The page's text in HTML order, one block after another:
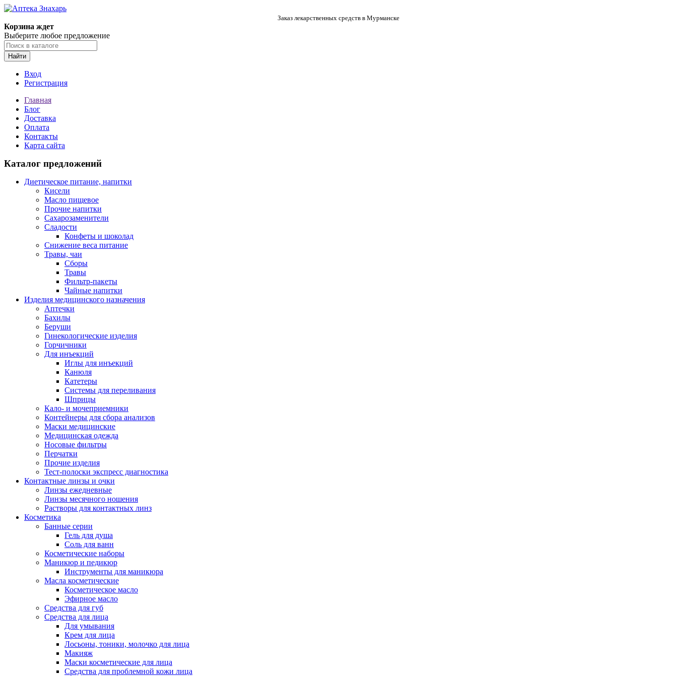
Заказ лекарственных средств в Мурманске
Корзина ждет
Выберите любое предложение
Найти
Вход
Регистрация
Главная
Блог
Доставка
Оплата
Контакты
Карта сайта
Каталог предложений
Диетическое питание, напитки
Кисели
Масло пищевое
Прочие напитки
Сахарозаменители
Сладости
Конфеты и шоколад
Снижение веса питание
Травы, чаи
Сборы
Травы
Фильтр-пакеты
Чайные напитки
Изделия медицинского назначения
Аптечки
Бахилы
Беруши
Гинекологические изделия
Горчичники
Для инъекций
Иглы для инъекций
Канюля
Катетеры
Системы для переливания
Шприцы
Кало- и мочеприемники
Контейнеры для сбора анализов
Маски медицинские
Медицинская одежда
Носовые фильтры
Перчатки
Прочие изделия
Тест-полоски экспресс диагностика
Контактные линзы и очки
Линзы ежедневные
Линзы месячного ношения
Растворы для контактных линз
Косметика
Банные серии
Гель для душа
Соль для ванн
Косметические наборы
Маникюр и педикюр
Инструменты для маникюра
Масла косметические
Косметическое масло
Эфирное масло
Средства для губ
Средства для лица
Для умывания
Крем для лица
Лосьоны, тоники, молочко для лица
Макияж
Маски косметические для лица
Средства для проблемной кожи лица